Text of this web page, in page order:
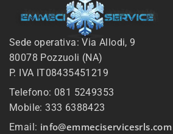
Sede operativa: Via Allodi, 9
80078 Pozzuoli (NA)
P. IVA IT08435451219
Telefono: 081 5249353
Mobile: 333 6388423
Email: info@emmeciservicesrls.com